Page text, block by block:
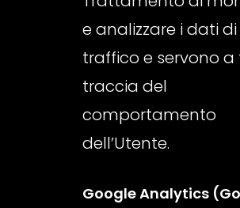
e analizzare i dati di
traffico e servono a
traccia del
comportamento
dell’Utente.
Google Analytics